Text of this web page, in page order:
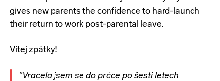
gives new parents the confidence to hard-launch
their return to work post-parental leave.
Vítej zpátky!
"Vracela jsem se do práce po šesti letech